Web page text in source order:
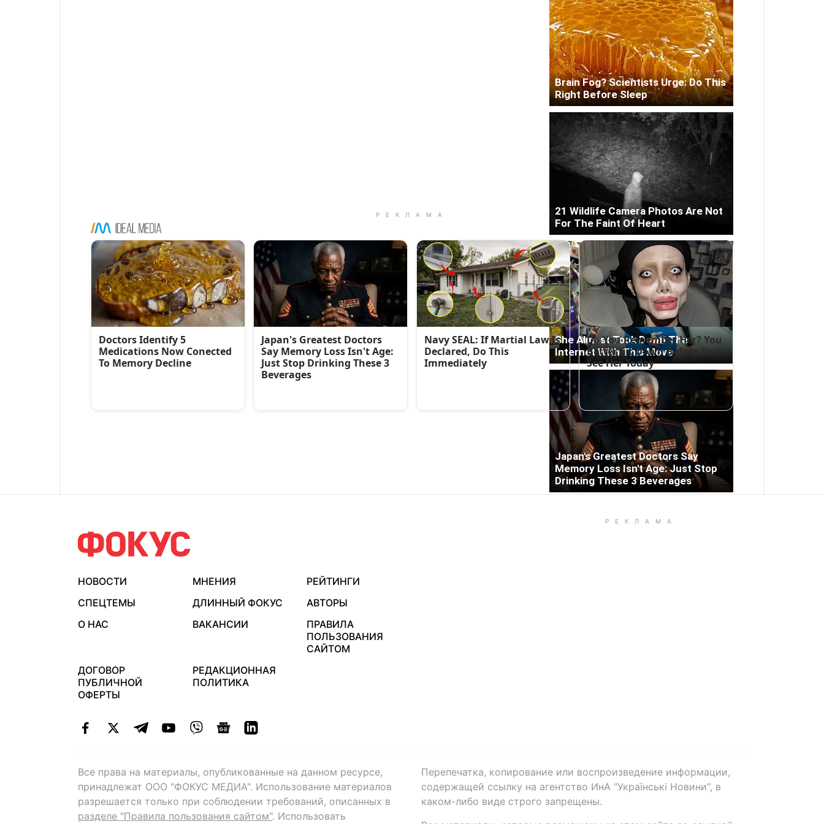
НОВОСТИ МНЕНИЯ
РЕЙТИНГИ
СПЕЦТЕМЫ
ДЛИННЫЙ ФОКУС
АВТОРЫ
О НАС
ВАКАНСИИ
ПРАВИЛА
ПОЛЬЗОВАНИЯ
САЙТОМ
ДОГОВОР
ПУБЛИЧНОЙ
ОФЕРТЫ
РЕДАКЦИОННАЯ
ПОЛИТИКА
Все права на материалы, опубликованные на данном ресурсе,
принадлежат ООО "ФОКУС МЕДИА". Использование материалов
разрешается только при соблюдении требований, описанных в
разделе "Правила пользования сайтом". Использовать
Перепечатка, копирование или воспроизведение информации,
содержащей ссылку на агентство ИнА "Українські Новини", в
каком-либо виде строго запрещены.